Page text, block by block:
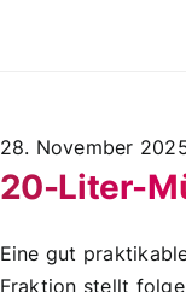
20-Liter-
28. November
Eine gut
Fraktion stellt